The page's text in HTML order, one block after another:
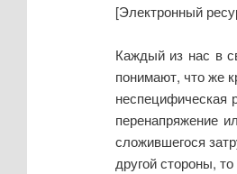
[Электронный
Каждый из нас в
понимают, что же
неспецифическая
перенапряжение
сложившегося
другой стороны,